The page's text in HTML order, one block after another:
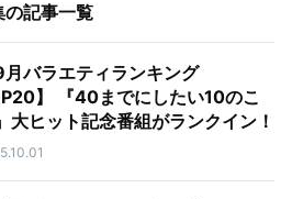
の記事一覧
月バラエティランキング
】 『40までにしたい10のこ
大ヒット記念番組がランクイン！